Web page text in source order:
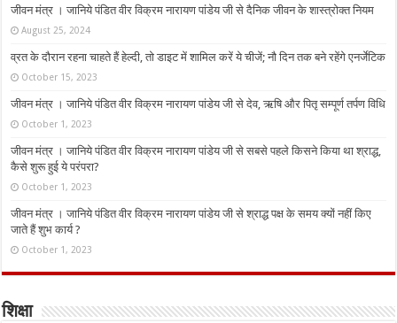
जीवन मंत्र । जानिये पंडित वीर विक्रम नारायण पांडेय जी से दैनिक जीवन के शास्त्रोक्त नियम
August 25, 2024
व्रत के दौरान रहना चाहते हैं हेल्दी, तो डाइट में शामिल करें ये चीजें; नौ दिन तक बने रहेंगे एनर्जेटिक
October 15, 2023
जीवन मंत्र । जानिये पंडित वीर विक्रम नारायण पांडेय जी से देव, ऋषि और पितृ सम्पूर्ण तर्पण विधि
October 1, 2023
जीवन मंत्र । जानिये पंडित वीर विक्रम नारायण पांडेय जी से सबसे पहले किसने किया था श्राद्ध,
कैसे शुरू हुई ये परंपरा?
October 1, 2023
जीवन मंत्र । जानिये पंडित वीर विक्रम नारायण पांडेय जी से श्राद्ध पक्ष के समय क्यों नहीं किए
जाते हैं शुभ कार्य ?
October 1, 2023
शिक्षा